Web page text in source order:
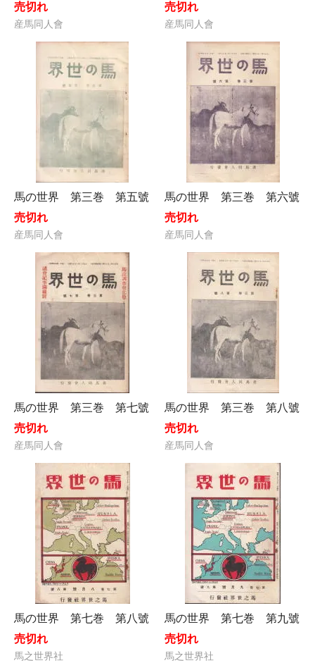
売切れ
産馬同人會
売切れ
産馬同人會
馬の世界 第三巻 第五號
売切れ
産馬同人會
馬の世界 第三巻 第六號
売切れ
産馬同人會
馬の世界 第三巻 第七號
売切れ
産馬同人會
馬の世界 第三巻 第八號
売切れ
産馬同人會
馬の世界 第七巻 第八號
売切れ
馬之世界社
馬の世界 第七巻 第九號
売切れ
馬之世界社